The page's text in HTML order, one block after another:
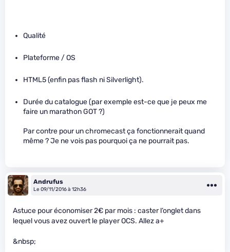
Qualité
Plateforme / OS
HTML5 (enfin pas flash ni Silverlight).
Durée du catalogue (par exemple est-ce que je peux me
faire un marathon GOT ?)
Par contre pour un chromecast ça fonctionnerait quand
même ? Je ne vois pas pourquoi ça ne pourrait pas.
Andrufus
Le 09/11/2016 à 12h36
Astuce pour économiser 2€ par mois : caster l’onglet dans
lequel vous avez ouvert le player OCS. Allez a+
&nbsp;